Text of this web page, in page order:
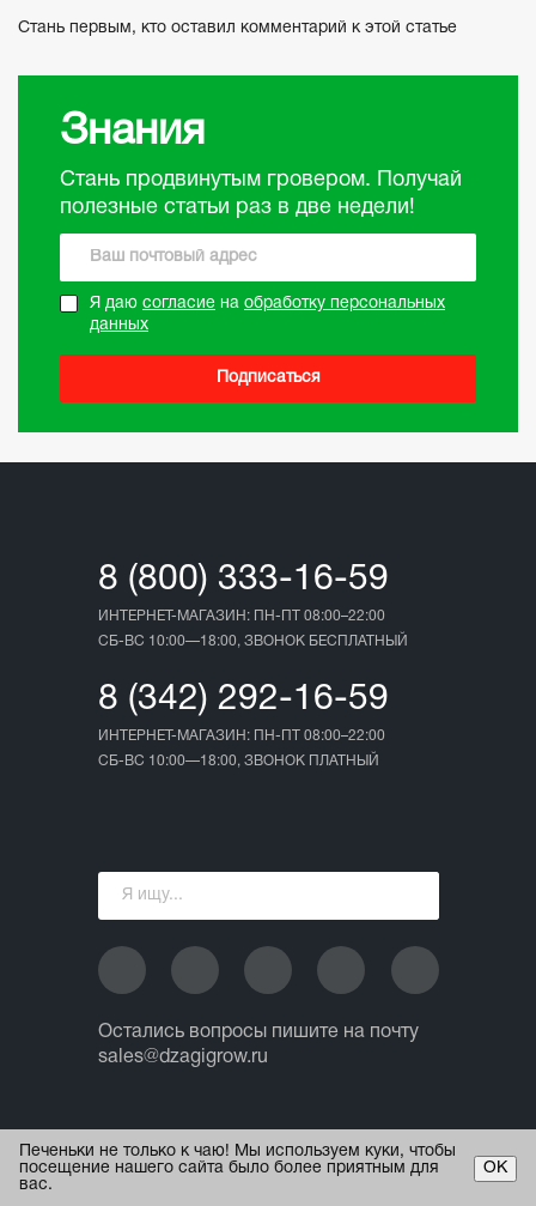
Стань первым, кто оставил комментарий к этой статье
Знания
Стань продвинутым гровером. Получай
полезные статьи раз в две недели!
Я даю согласие на обработку персональных
данных
Подписаться
8 (800) 333-16-59
ИНТЕРНЕТ-МАГАЗИН: ПН-ПТ 08:00–22:00
СБ-ВС 10:00—18:00, ЗВОНОК БЕСПЛАТНЫЙ
8 (342) 292-16-59
ИНТЕРНЕТ-МАГАЗИН: ПН-ПТ 08:00–22:00
СБ-ВС 10:00—18:00, ЗВОНОК ПЛАТНЫЙ
Остались вопросы пишите на почту
sales@dzagigrow.ru
© 2013 - 2026 ИП Ежов А.А.
Все права защищены.
Печеньки не только к чаю! Мы используем куки, чтобы
посещение нашего сайта было более приятным для
вас.
ОК